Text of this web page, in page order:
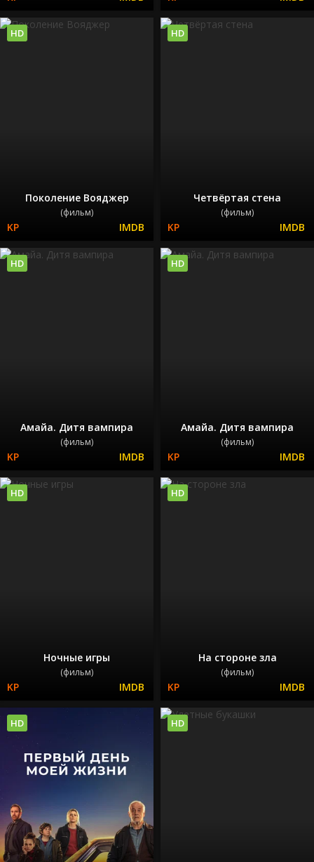
Поколение Вояджер
(фильм)
HD
Четвёртая стена
(фильм)
HD
Амайа. Дитя вампира
(фильм)
HD
Амайа. Дитя вампира
(фильм)
HD
Ночные игры
(фильм)
HD
На стороне зла
(фильм)
HD
HD HD